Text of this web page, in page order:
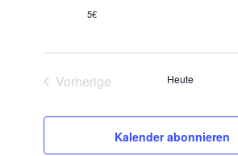
5€
VorherigeVeranstaltungen
Heute
Kalender abonnieren